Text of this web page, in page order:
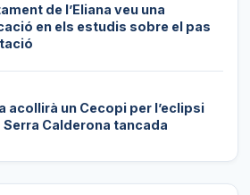
de l’Eliana veu una
en els estudis sobre el pas
acollirà un Cecopi per l’eclipsi
Serra Calderona tancada